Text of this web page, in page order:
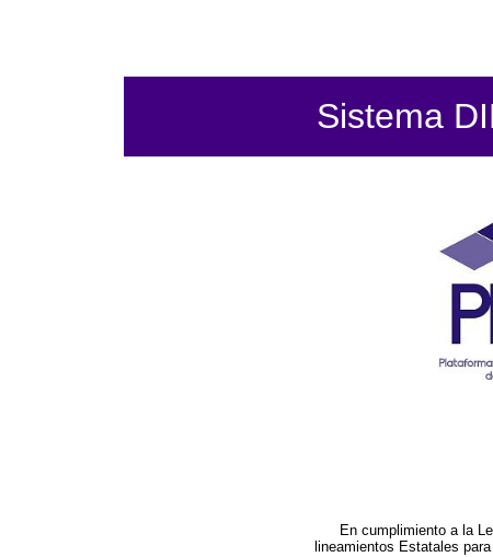
Sistema
En cumplimiento a la
lineamientos Estatales